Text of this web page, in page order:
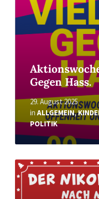
Gegen Hass.
29. August 2025
in ALLGEMEIN,
POLITIK
Read
More